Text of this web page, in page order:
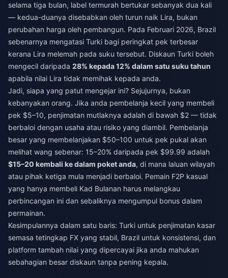
selama tiga bulan, label termurah bertukar sebanyak dua kali
— kedua-duanya disebabkan oleh turun naik Lira, bukan
perubahan harga oleh pembangun. Pada Februari 2026, Brazil
sebenarnya mengatasi Turki bagi peringkat pek terbesar
kerana Lira melemah pada suku tersebut. Diskaun Turki boleh
mengecil daripada 28% kepada 12% dalam satu suku tahun
apabila nilai Lira tidak memihak kepada anda.
Jadi, siapa yang patut mengejar ini? Sejujurnya, bukan
kebanyakan orang. Jika anda pembelanja kecil yang membeli
pek $5–10, penjimatan mutlaknya adalah di bawah $2 — tidak
berbaloi dengan usaha atau risiko yang diambil. Pembelanja
besar yang membelanjakan $50–100 untuk pek pukal akan
melihat wang sebenar: 15–20% daripada pek $99.99 adalah
$15–20 kembali ke dalam poket anda, di mana laluan wilayah
atau pihak ketiga mula menjadi berbaloi. Pemain F2P kasual
yang hanya membeli Kad Bulanan harus melangkau
perbincangan ini dan sebaliknya mengumpul bonus dalam
permainan.
Kesimpulannya dalam satu baris: Turki untuk penjimatan kasar
semasa tetingkap FX yang stabil, Brazil untuk konsistensi, dan
platform tambah nilai yang dipercayai jika anda mahukan
sebahagian besar diskaun tanpa pening kepala.